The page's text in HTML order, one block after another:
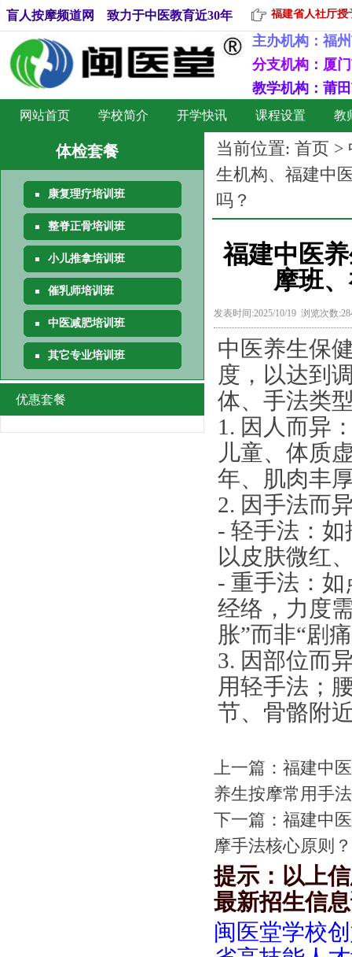
网站首页 学校简介 开学快讯 课程设置 教
盲人按摩频道网 致力于中医教育近30年 福建省人社厅授
主办机构： 福
分支机构：厦
教学机构：莆
体检套餐
康复理疗培训班
整脊正骨培训班
小儿推拿培训班
催乳师培训班
中医减肥培训班
其它专业培训班
优惠套餐
当前位置: 首页 >
生机构、福建中
吗？
福建中医
摩班
发表时间:2025/10/19 浏览次数
中医养生保
度，以达到
体、手法类
1. 因人而异
儿童、体质
年、肌肉丰
2. 因手法而
- 轻手法：
以皮肤微红
- 重手法：
经络，力度
胀”而非“剧
3. 因部位而
用轻手法；
节、骨骼附
上一篇： 福建中
养生按摩常用手
下一篇： 福建中
摩手法核心原则？
提示：以上
最新招生信
闽医堂学校